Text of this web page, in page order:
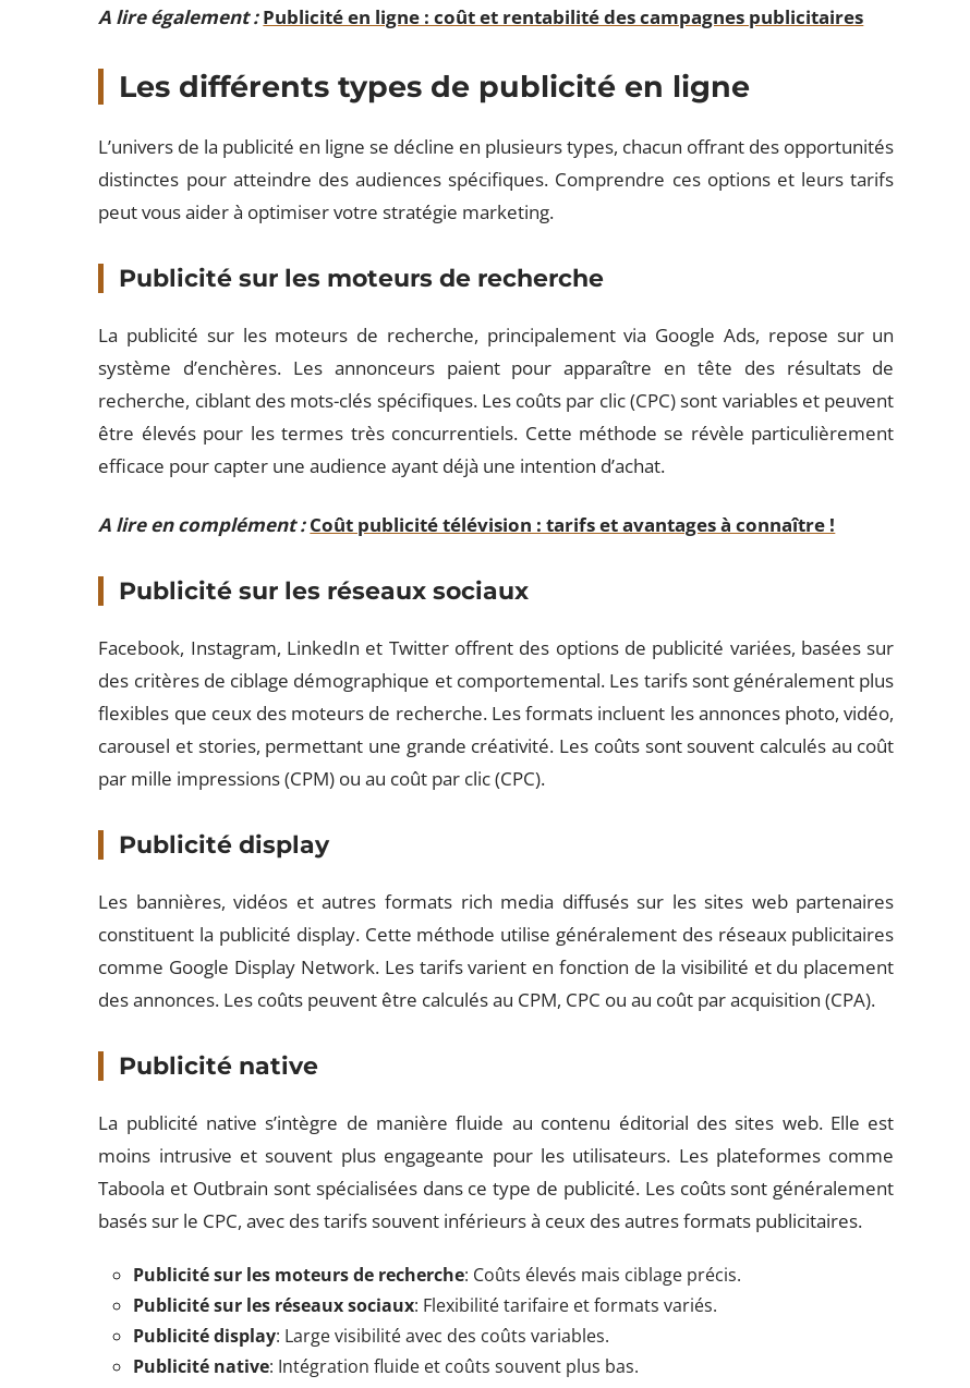
A lire également : Publicité en ligne : coût et rentabilité des campagnes publicitaires
Les différents types de publicité en ligne
L’univers de la publicité en ligne se décline en plusieurs types, chacun offrant des opportunités
distinctes pour atteindre des audiences spécifiques. Comprendre ces options et leurs tarifs
peut vous aider à optimiser votre stratégie marketing.
Publicité sur les moteurs de recherche
La publicité sur les moteurs de recherche, principalement via Google Ads, repose sur un
système d’enchères. Les annonceurs paient pour apparaître en tête des résultats de
recherche, ciblant des mots-clés spécifiques. Les coûts par clic (CPC) sont variables et peuvent
être élevés pour les termes très concurrentiels. Cette méthode se révèle particulièrement
efficace pour capter une audience ayant déjà une intention d’achat.
A lire en complément : Coût publicité télévision : tarifs et avantages à connaître !
Publicité sur les réseaux sociaux
Facebook, Instagram, LinkedIn et Twitter offrent des options de publicité variées, basées sur
des critères de ciblage démographique et comportemental. Les tarifs sont généralement plus
flexibles que ceux des moteurs de recherche. Les formats incluent les annonces photo, vidéo,
carousel et stories, permettant une grande créativité. Les coûts sont souvent calculés au coût
par mille impressions (CPM) ou au coût par clic (CPC).
Publicité display
Les bannières, vidéos et autres formats rich media diffusés sur les sites web partenaires
constituent la publicité display. Cette méthode utilise généralement des réseaux publicitaires
comme Google Display Network. Les tarifs varient en fonction de la visibilité et du placement
des annonces. Les coûts peuvent être calculés au CPM, CPC ou au coût par acquisition (CPA).
Publicité native
La publicité native s’intègre de manière fluide au contenu éditorial des sites web. Elle est
moins intrusive et souvent plus engageante pour les utilisateurs. Les plateformes comme
Taboola et Outbrain sont spécialisées dans ce type de publicité. Les coûts sont généralement
basés sur le CPC, avec des tarifs souvent inférieurs à ceux des autres formats publicitaires.
Publicité sur les moteurs de recherche: Coûts élevés mais ciblage précis.
Publicité sur les réseaux sociaux: Flexibilité tarifaire et formats variés.
Publicité display: Large visibilité avec des coûts variables.
Publicité native: Intégration fluide et coûts souvent plus bas.